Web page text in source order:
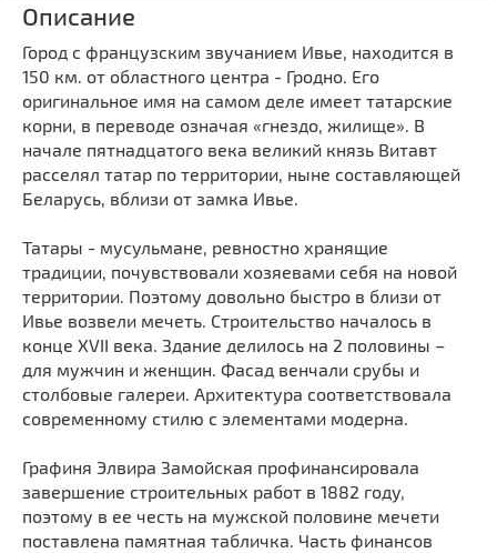
Национальные парки и заказники
Озера и водоемы
Памятники археологии
Памятники геодезии
Памятники природы
Церкви
Монастыри
Костелы
Мечети
Синагоги
Часовни
Кирхи
Кладбище
Культурные центры
Выберите область
Выберите район
Выберите населенный пункт
Выберите направление
Описание
Город с французским звучанием Ивье, находится в
150 км. от областного центра - Гродно. Его
оригинальное имя на самом деле имеет татарские
корни, в переводе означая «гнездо, жилище». В
начале пятнадцатого века великий князь Витавт
расселял татар по территории, ныне составляющей
Беларусь, вблизи от замка Ивье.
Татары - мусульмане, ревностно хранящие
традиции, почувствовали хозяевами себя на новой
территории. Поэтому довольно быстро в близи от
Ивье возвели мечеть. Строительство началось в
конце XVII века. Здание делилось на 2 половины –
для мужчин и женщин. Фасад венчали срубы и
столбовые галереи. Архитектура соответствовала
современному стилю с элементами модерна.
Графиня Элвира Замойская профинансировала
завершение строительных работ в 1882 году,
поэтому в ее честь на мужской половине мечети
поставлена памятная табличка. Часть финансов